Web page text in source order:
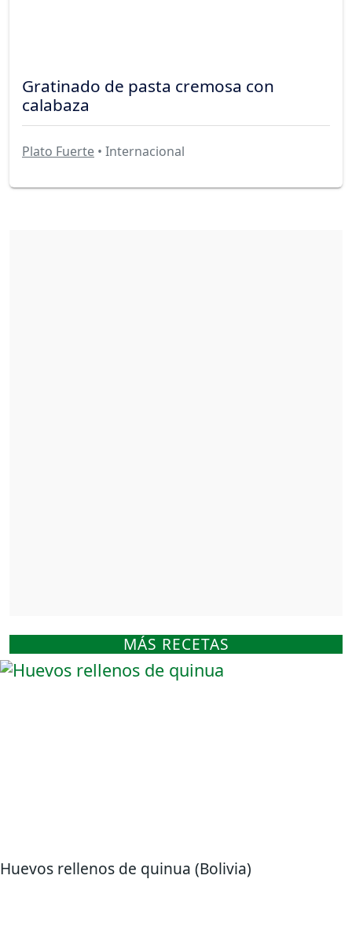
MÁS RECETAS
Huevos rellenos de quinua (Bolivia)
Gratinado de pasta cremosa con
calabaza
Plato Fuerte • Internacional